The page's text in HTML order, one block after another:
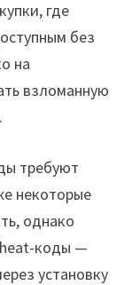
где
без
на
взломанную
требуют
некоторые
однако
коды —
установку